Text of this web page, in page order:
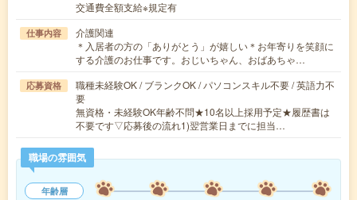
交通費全額支給※規定有
仕事内容
介護関連
＊入居者の方の「ありがとう」が嬉しい＊お年寄りを笑顔に
する介護のお仕事です。おじいちゃん、おばあちゃ…
応募資格
職種未経験OK / ブランクOK / パソコンスキル不要 / 英語力不
要
無資格・未経験OK年齢不問★10名以上採用予定★履歴書は
不要です▽応募後の流れ1)翌営業日までに担当…
職場の雰囲気
年齢層